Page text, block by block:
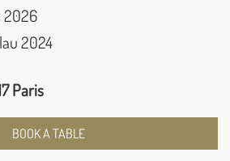
2026
2024
Paris
BOOK A TABLE